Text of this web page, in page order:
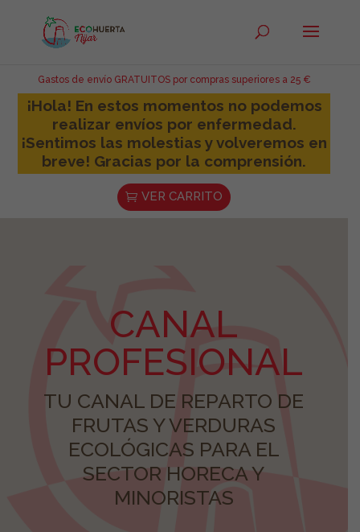
Gastos de envío GRATUITOS por compras superiores a 25 €
¡Hola! En estos momentos no podemos
realizar envíos por enfermedad.
¡Sentimos las molestias y volveremos en
breve! Gracias por la comprensión.
VER CARRITO
CANAL
PROFESIONAL
TU CANAL DE REPARTO DE
FRUTAS Y VERDURAS
ECOLÓGICAS PARA EL
SECTOR HORECA Y
MINORISTAS